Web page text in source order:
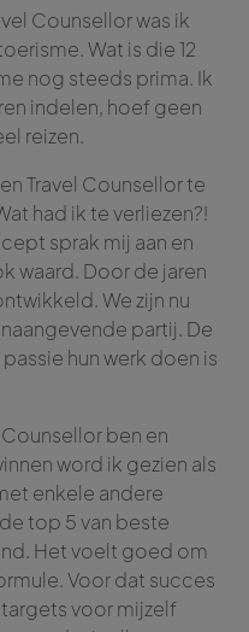
Counsellor was ik
Wat is die 12
nog steeds prima. Ik
indelen, hoef geen
reizen.
Travel Counsellor te
had ik te verliezen?!
sprak mij aan en
waard. Door de jaren
We zijn nu
partij. De
hun werk doen is
ben en
word ik gezien als
enkele andere
top 5 van beste
Het voelt goed om
Voor dat succes
voor mijzelf